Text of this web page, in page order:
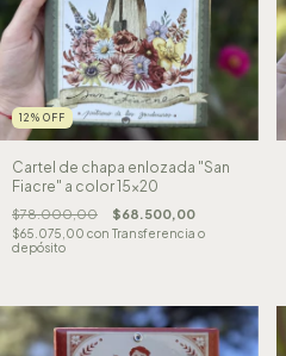
12 % OFF
Cartel de chapa enlozada "San
Fiacre" a color 15x20
$78.000,00 $68.500,00
$65.075,00 con Transferencia o
depósito